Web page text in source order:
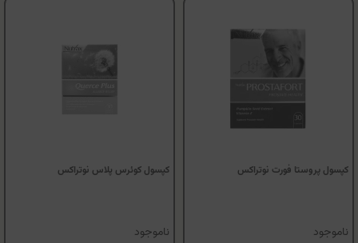
کپسول پروستا فورت نوتراکس
ناموجود
کپسول کوئرس پلاس نوتراکس
ناموجود